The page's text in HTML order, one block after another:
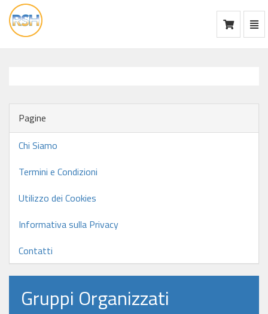
vai
alla
Pagine
Chi Siamo
Termini e Condizioni
Utilizzo dei Cookies
Informativa sulla Privacy
Contatti
Gruppi Organizzati